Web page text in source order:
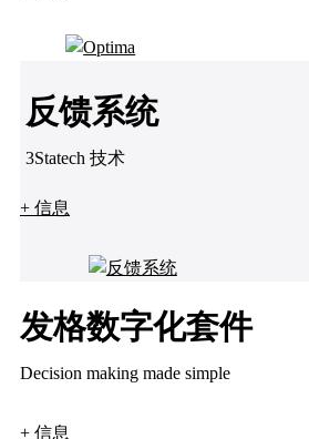
反馈系统
3Statech 技术
+ 信息
发格数字化套件
Decision making made simple
+ 信息